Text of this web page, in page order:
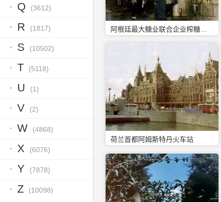
Q (3612)
R (1817)
S (10502)
T (5118)
U (1)
V (2)
W (4868)
X (6076)
Y (7878)
Z (10098)
阿根廷最大糖业联合企业榨糖厂内景
荷兰首都阿姆斯特丹火车站